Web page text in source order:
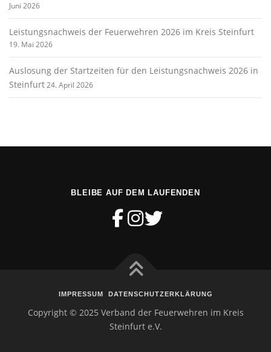
Juni 2026
Leistungsnachweis der Feuerwehren 2026 im Kreis Steinfurt
19. Mai 2026
Auslosung der Startzeiten für den Leistungsnachweis 2026 in
Steinfurt24. April 2026
BLEIBE AUF DEM LAUFENDEN
IMPRESSUM DATENSCHUTZERKLÄRUNG
Copyright © 2025 Verband der Feuerwehren im Kreis
Steinfurt e.V.